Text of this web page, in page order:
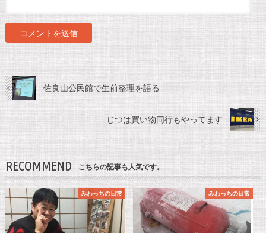
佐良山公民館で生前整理を語る
じつは買い物同行もやってます
RECOMMEND こちらの記事も人気です。
みわっちの日常 みわっちの日常